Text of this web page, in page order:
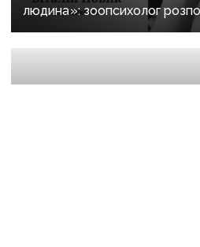
людина»: зоопсихолог
на домашніх улюбленців